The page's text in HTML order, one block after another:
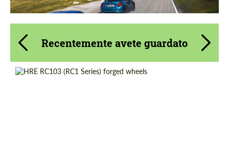
Recentemente avete guardato